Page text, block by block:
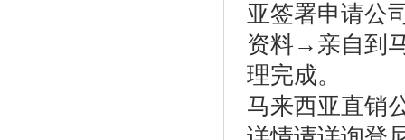
亚签署申请公
资料→亲自到
理完成。
马来西亚直销